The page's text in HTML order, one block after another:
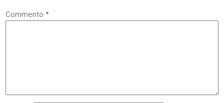
Commento*